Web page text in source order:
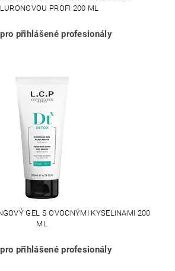
PROFI 200 ML
přihlášené profesionály
GEL S OVOCNÝMI KYSELINAMI 200
ML
přihlášené profesionály